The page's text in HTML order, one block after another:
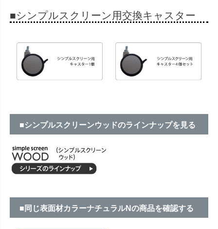
■シンプルスクリーン用交換キャスター
■シンプルスクリーンウッドのラインナップを見る
■同じ表面材カラーナチュラルNの商品を確認する